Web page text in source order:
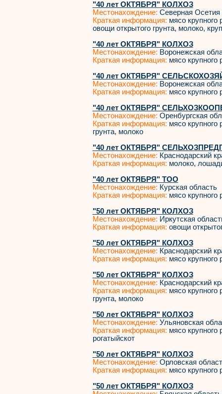
"40 лет ОКТЯБРЯ" КОЛХОЗ
Местонахождение: Северная Осетия
Краткая информация: мясо крупного
овощи открытого грунта, молоко,
"40 лет ОКТЯБРЯ" КОЛХОЗ
Местонахождение: Воронежская
Краткая информация: мясо крупного
"40 лет ОКТЯБРЯ"
Местонахождение: Воронежская
Краткая информация: мясо крупного
"40 лет ОКТЯБРЯ"
Местонахождение: Оренбургская
Краткая информация: мясо крупного
грунта, молоко
"40 лет ОКТЯБРЯ"
Местонахождение: Краснодарский
Краткая информация: молоко,
"40 лет ОКТЯБРЯ" ТОО
Местонахождение: Курская область
Краткая информация: мясо крупного
"50 лет ОКТЯБРЯ" КОЛХОЗ
Местонахождение: Иркутская
Краткая информация: овощи
"50 лет ОКТЯБРЯ" КОЛХОЗ
Местонахождение: Краснодарский
Краткая информация: мясо крупного
"50 лет ОКТЯБРЯ" КОЛХОЗ
Местонахождение: Краснодарский
Краткая информация: мясо крупного
грунта, молоко
"50 лет ОКТЯБРЯ" КОЛХОЗ
Местонахождение: Ульяновская
Краткая информация: мясо крупного
рогатыйскот
"50 лет ОКТЯБРЯ" КОЛХОЗ
Местонахождение: Орловская
Краткая информация: мясо крупного
"50 лет ОКТЯБРЯ" КОЛХОЗ